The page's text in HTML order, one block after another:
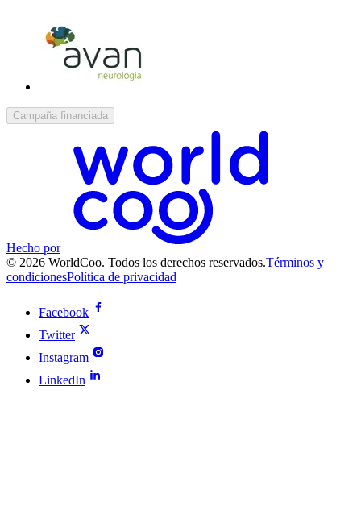
Campaña financiada
Hecho por
© 2026 WorldCoo. Todos los derechos reservados.Términos y
condicionesPolítica de privacidad
Facebook
Twitter
Instagram
LinkedIn